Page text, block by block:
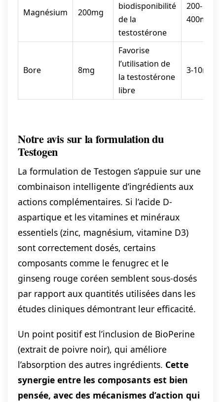
Magnésium 200mg
biodisponibilité
de la
testostérone
200-
400mg
Bore 8mg
Favorise
l’utilisation de
la testostérone
libre
3-10mg
Notre avis sur la formulation du
Testogen
La formulation de Testogen s’appuie sur une
combinaison intelligente d’ingrédients aux
actions complémentaires. Si l’acide D-
aspartique et les vitamines et minéraux
essentiels (zinc, magnésium, vitamine D3)
sont correctement dosés, certains
composants comme le fenugrec et le
ginseng rouge coréen semblent sous-dosés
par rapport aux quantités utilisées dans les
études cliniques démontrant leur efficacité.
Un point positif est l’inclusion de BioPerine
(extrait de poivre noir), qui améliore
l’absorption des autres ingrédients. Cette
synergie entre les composants est bien
pensée, avec des mécanismes d’action qui